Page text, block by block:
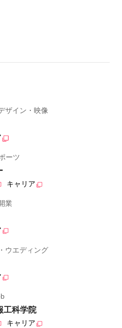
ザイン・映像
ーツ
キャリア
業
ウエディング
工科学院
キャリア